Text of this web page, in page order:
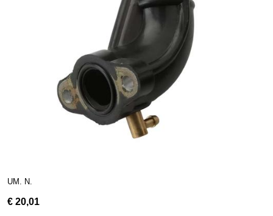
UM. N.
€ 20,01